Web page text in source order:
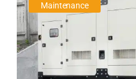
Maintenance